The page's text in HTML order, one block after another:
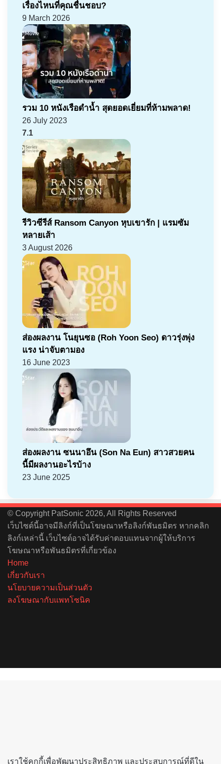
เรื่องไหนที่คุณชื่นชอบ?
9 March 2026
รวม 10 หนังเรือดำน้ำ สุดยอดเยี่ยมที่ห้ามพลาด!
26 July 2023
7.1
รีวิวซีรีส์ Ransom Canyon หุบเขารัก | แรมซัม
หลายเส้า
3 August 2026
ส่องผลงาน โนยุนซอ (Roh Yoon Seo) ดาวรุ่งพุ่ง
แรง น่าจับตามอง
16 June 2023
ส่องผลงาน ซนนาอึน (Son Na Eun) สาวสวยคน
นี้มีผลงานอะไรบ้าง
23 June 2025
© Copyright PatSonic 2026, All Rights Reserved
เว็บไซต์นี้อาจมีลิงก์ที่เป็นโฆษณาหรือลิงก์พันธมิตร หากคลิก
ลิงก์เหล่านี้ เว็บไซต์อาจได้รับค่าตอบแทนจากผู้ให้บริการ
โฆษณาหรือพันธมิตรที่เกี่ยวข้อง
Home
เกี่ยวกับเรา
นโยบายความเป็นส่วนตัว
ลงโฆษณากับแพทโซนิค
เราใช้คุกกี้เพื่อพัฒนาประสิทธิภาพ และประสบการณ์ที่ดีใน